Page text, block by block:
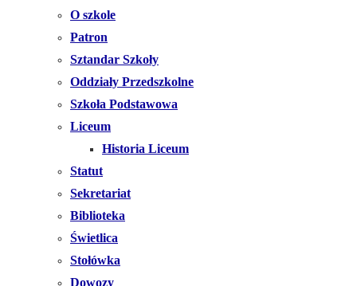
O szkole
Patron
Sztandar Szkoły
Oddziały Przedszkolne
Szkoła Podstawowa
Liceum
Historia Liceum
Statut
Sekretariat
Biblioteka
Świetlica
Stołówka
Dowozy